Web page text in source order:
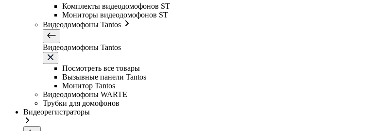
Комплекты видеодомофонов ST
Мониторы видеодомофонов ST
Видеодомофоны Tantos
Видеодомофоны Tantos
Посмотреть все товары
Вызывные панели Tantos
Монитор Tantos
Видеодомофоны WARTE
Трубки для домофонов
Видеорегистраторы